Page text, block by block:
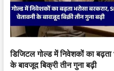
डिजिटल गोल्ड में निवेशकों का बढ़ता
के बावजूद बिक्री तीन गुना बढ़ी